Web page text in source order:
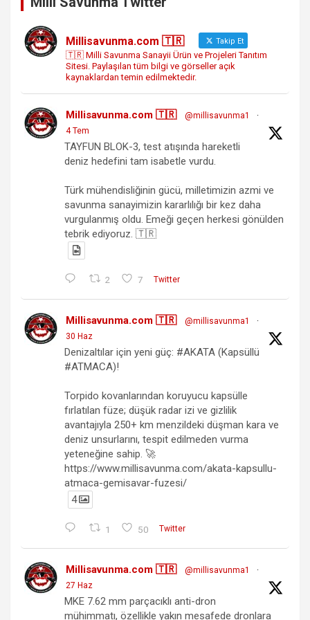
Millisavunma.com 🇹🇷 Takip Et
🇹🇷 Milli Savunma Sanayii Ürün ve Projeleri Tanıtım
Sitesi. Paylaşılan tüm bilgi ve görseller açık
kaynaklardan temin edilmektedir.
Millisavunma.com 🇹🇷 @millisavunma1
·
4 Tem
TAYFUN BLOK-3, test atışında hareketli
deniz hedefini tam isabetle vurdu.
Türk mühendisliğinin gücü, milletimizin azmi ve
savunma sanayimizin kararlılığı bir kez daha
vurgulanmış oldu. Emeği geçen herkesi gönülden
tebrik ediyoruz. 🇹🇷
2 7 Twitter
Millisavunma.com 🇹🇷 @millisavunma1
·
30 Haz
Denizaltılar için yeni güç: #AKATA (Kapsüllü
#ATMACA)!
Torpido kovanlarından koruyucu kapsülle
fırlatılan füze; düşük radar izi ve gizlilik
avantajıyla 250+ km menzildeki düşman kara ve
deniz unsurlarını, tespit edilmeden vurma
yeteneğine sahip. 🚀
https://www.millisavunma.com/akata-kapsullu-
atmaca-gemisavar-fuzesi/
4
1 50 Twitter
Millisavunma.com 🇹🇷 @millisavunma1
·
27 Haz
MKE 7.62 mm parçacıklı anti-dron
mühimmatı, özellikle yakın mesafede dronlara